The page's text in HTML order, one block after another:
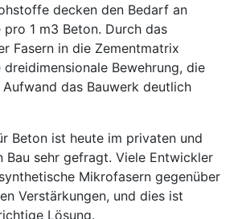
decken den Bedarf an
pro 1 m3 Beton. Durch das
Fasern in die Zementmatrix
Bewehrung, die
das Bauwerk deutlich
Beton ist heute im privaten und
Bau sehr gefragt. Viele Entwickler
Mikrofasern gegenüber
Verstärkungen, und dies ist
Lösung.